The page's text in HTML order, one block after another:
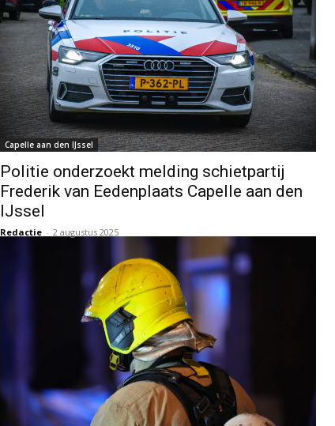
Capelle aan den IJssel
Politie onderzoekt melding schietpartij
Frederik van Eedenplaats Capelle aan den
IJssel
Redactie - 2 augustus 2025